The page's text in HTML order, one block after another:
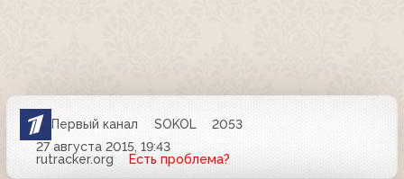
Первый канал SOKOL
2053
27 августа 2015, 19:43
rutracker.org
Есть проблема?